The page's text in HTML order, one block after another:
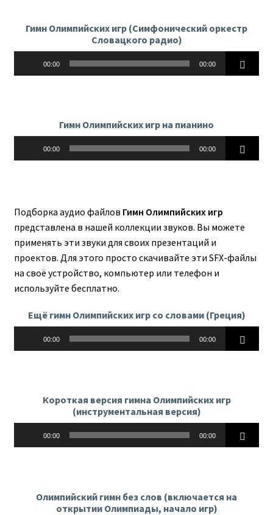
Гимн Олимпийских игр (Симфонический оркестр
Словацкого радио)
00:00 00:00
Гимн Олимпийских игр на пианино
00:00 00:00
Подборка аудио файлов Гимн Олимпийских игр
представлена в нашей коллекции звуков. Вы можете
применять эти звуки для своих презентаций и
проектов. Для этого просто скачивайте эти SFX-файлы
на своё устройство, компьютер или телефон и
используйте бесплатно.
Ещё гимн Олимпийских игр со словами (Греция)
00:00 00:00
Короткая версия гимна Олимпийских игр
(инструментальная версия)
00:00 00:00
Олимпийский гимн без слов (включается на
открытии Олимпиады, начало игр)